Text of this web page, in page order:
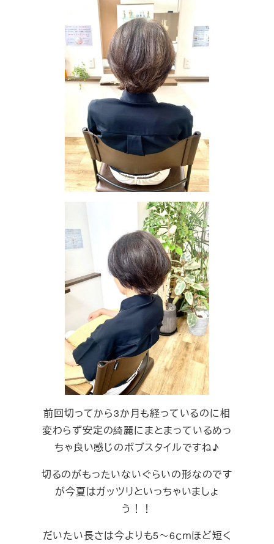
前回切ってから3か月も経っているのに相
変わらず安定の綺麗にまとまっているめっ
ちゃ良い感じのボブスタイルですね♪
切るのがもったいないぐらいの形なのです
が今夏はガッツリといっちゃいましょ
う！！
だいたい長さは今よりも5～6ｃｍほど短く